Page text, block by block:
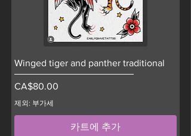
Winged tiger and panther traditional
가격
CA$80.00
제외: 부가세
카트에 추가